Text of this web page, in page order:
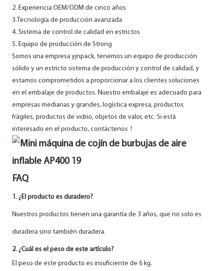
2. Experiencia OEM/ODM de cinco años
3.Tecnología de producción avanzada
4. Sistema de control de calidad en estrictos
5. Equipo de producción de Strong
Somos una empresa yjnpack, tenemos un equipo de producción
sólido y un estricto sistema de producción y control de calidad, y
estamos comprometidos a proporcionar a los clientes soluciones
en el embalaje de productos. Nuestro embalaje es adecuado para
empresas medianas y grandes, logística expresa, productos
frágiles, productos de vidrio, objetos de valor, etc. Si está
interesado en el producto, contáctenos！
FAQ
1. ¿El producto es duradero?
Nuestros productos tienen una garantía de 3 años, que no solo es
duradera sino también duradera.
2. ¿Cuál es el peso de este artículo?
El peso de este producto es insuficiente de 6 kg.